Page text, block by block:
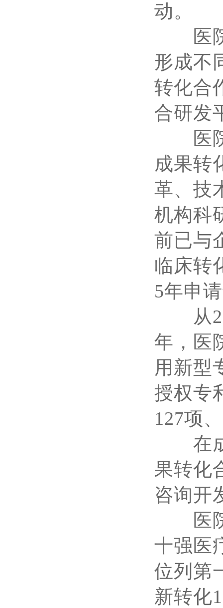
动。
医院
形成不
转化合
合研发
医院
成果转
革、技
机构科
前已与
临床转
5年申
从
年，医
用新型
授权专
127项
在成
果转化
咨询开
医院
十强医
位列第
新转化